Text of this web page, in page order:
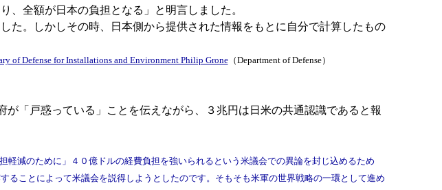
、全額が日本の負担となる」と明言しました。
。しかしその時、日本側から提供された情報をもとに自分で計算したもの
of Defense for Installations and Environment Philip Grone（Department of Defense）
「戸惑っている」ことを伝えながら、３兆円は日米の共通認識であると報
減のために」４０億ドルの経費負担を強いられるという米議会での異論を封じ込めるため
ことによって米議会を説得しようとしたのです。そもそも米軍の世界戦略の一環として進め